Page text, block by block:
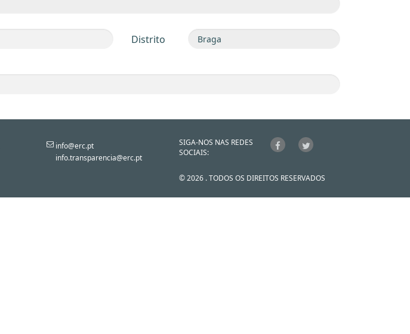
Distrito
info@erc.pt
info.transparencia@erc.pt
SIGA-NOS NAS REDES
SOCIAIS:
© 2026 . TODOS OS DIREITOS RESERVADOS